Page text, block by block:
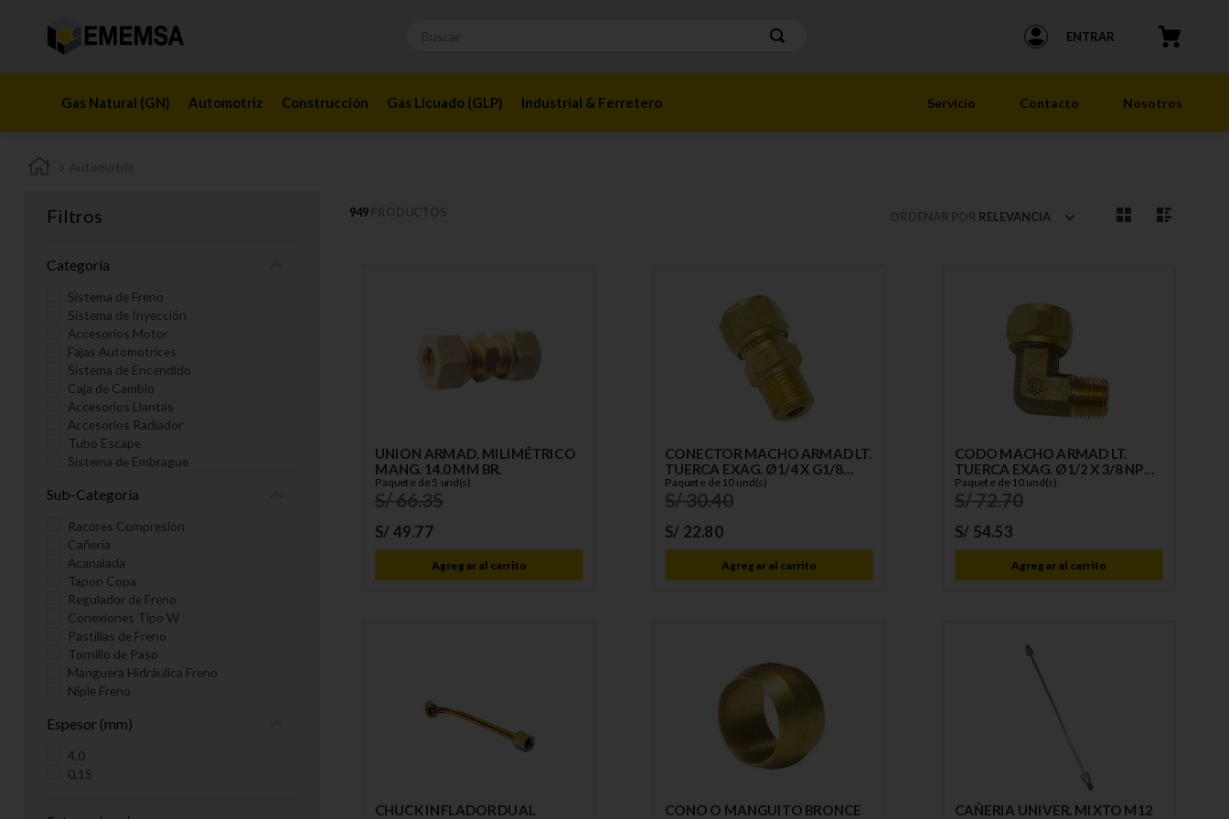
ENTRAR
Gas Natural (GN) Automotriz Construcción Gas Licuado (GLP) Industrial & Ferretero Servicio Contacto Nosotros
Filtros
Categoría
Sistema de Freno
Sistema de Inyección
Accesorios Motor
Fajas Automotrices
Sistema de Encendido
Caja de Cambio
Accesorios Llantas
Accesorios Radiador
Tubo Escape
Sistema de Embrague
Filtros
Sub-Categoría
Racores Compresión
Cañería
Acanalada
Tapon Copa
Regulador de Freno
Conexiones Tipo W
Pastillas de Freno
Tornillo de Paso
Manguera Hidráulica Freno
Niple Freno
Conexiones Expandidas
Junta Anular
Manguera Radiador
Espesor (mm)
4,0
0,15
949 RELEVANCIA
UNION ARMAD. MILIMÉTRICO
MANG. 14.0 MM BR.
Paquete de 5 und(s)
S/66.35
S/49.77
Agregar al carrito
CONECTOR MACHO ARMAD LT.
TUERCA EXAG. Ø1/4 X G1/8
C/TOPE
Paquete de 10 und(s)
S/30.40
S/ 22.80
Agregar al carrito
CODO MACHO ARMAD LT.
TUERCA EXAG. Ø1/2 X 3/8 NPT
C/TOPE
Paquete de 10 und(s)
S/72.70
S/ 54.53
Agregar al carrito
CHUCK INFLADOR DUAL
CONO O MANGUITO BRONCE
CAÑERIA UNIVER. MIXTO M12